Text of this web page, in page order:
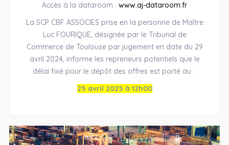
Accès à la dataroom : www.aj-dataroom.fr
La SCP CBF ASSOCIES prise en la personne de Maître
Luc FOURIQUE, désignée par le Tribunal de
Commerce de Toulouse par jugement en date du 29
avril 2024, informe les repreneurs potentiels que le
délai fixé pour le dépôt des offres est porté au :
25 avril 2025 à 12h00